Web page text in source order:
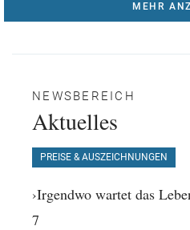
MEHR
NEWSBEREICH
Aktuelles
PREISE & AUSZEICHNUNGEN
›Irgendwo wartet das
7